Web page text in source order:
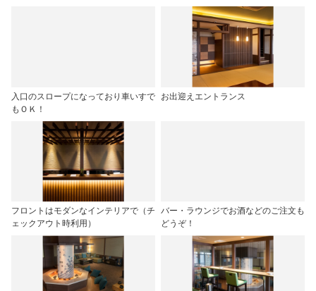
入口のスロープになっており車いすで
もＯＫ！
お出迎えエントランス
フロントはモダンなインテリアで（チ
ェックアウト時利用）
バー・ラウンジでお酒などのご注文も
どうぞ！